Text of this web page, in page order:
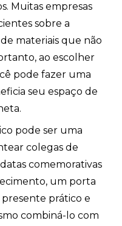
Muitas empresas
sobre a
materiais que não
ao escolher
pode fazer uma
seu espaço de
pode ser uma
colegas de
comemorativas
um porta
prático e
combiná-lo com